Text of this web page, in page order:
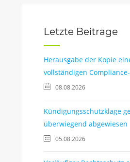
Letzte Beiträge
Herausgabe der Kopie
vollständigen
08.08.2026
Kündigungsschutzklage
überwiegend abgewiesen
05.08.2026